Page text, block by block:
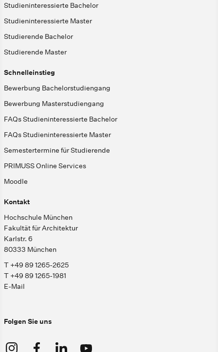
Studieninteressierte Bachelor
Studieninteressierte Master
Studierende Bachelor
Studierende Master
Schnelleinstieg
Bewerbung Bachelorstudiengang
Bewerbung Masterstudiengang
FAQs Studieninteressierte Bachelor
FAQs Studieninteressierte Master
Semestertermine für Studierende
PRIMUSS Online Services
Moodle
Kontakt
Hochschule München
Fakultät für Architektur
Karlstr. 6
80333 München
T +49 89 1265-2625
T +49 89 1265-1981
E-Mail
Folgen Sie uns